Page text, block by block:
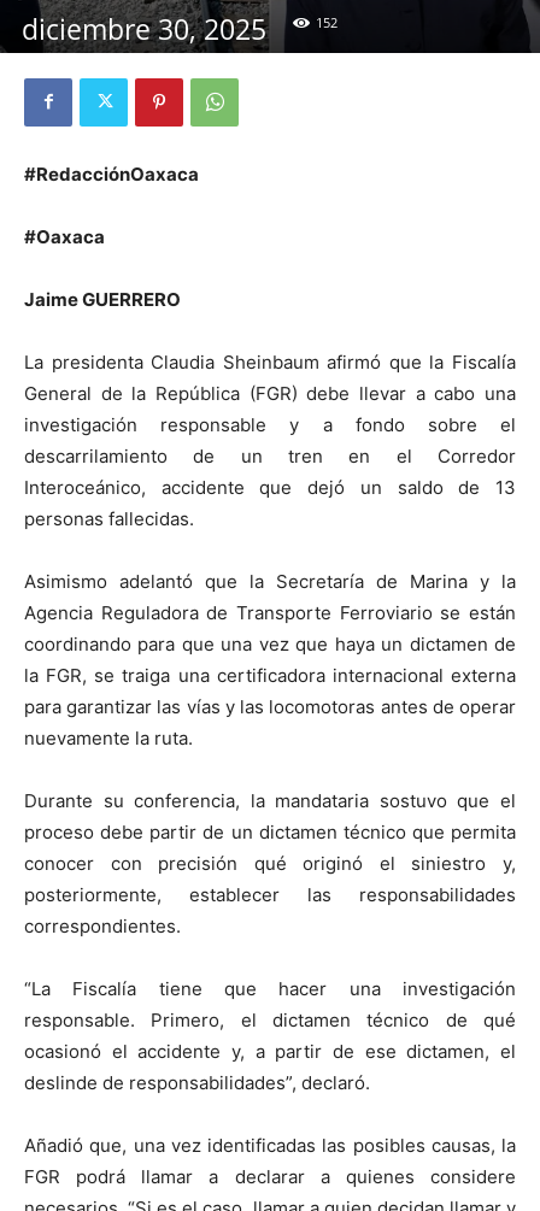
diciembre 30, 2025 152
#RedacciónOaxaca
#Oaxaca
Jaime GUERRERO
La presidenta Claudia Sheinbaum afirmó que la Fiscalía
General de la República (FGR) debe llevar a cabo una
investigación responsable y a fondo sobre el
descarrilamiento de un tren en el Corredor
Interoceánico, accidente que dejó un saldo de 13
personas fallecidas.
Asimismo adelantó que la Secretaría de Marina y la
Agencia Reguladora de Transporte Ferroviario se están
coordinando para que una vez que haya un dictamen de
la FGR, se traiga una certificadora internacional externa
para garantizar las vías y las locomotoras antes de operar
nuevamente la ruta.
Durante su conferencia, la mandataria sostuvo que el
proceso debe partir de un dictamen técnico que permita
conocer con precisión qué originó el siniestro y,
posteriormente, establecer las responsabilidades
correspondientes.
“La Fiscalía tiene que hacer una investigación
responsable. Primero, el dictamen técnico de qué
ocasionó el accidente y, a partir de ese dictamen, el
deslinde de responsabilidades”, declaró.
Añadió que, una vez identificadas las posibles causas, la
FGR podrá llamar a declarar a quienes considere